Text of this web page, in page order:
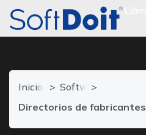
Inicio
Software GMAO
Directorios de